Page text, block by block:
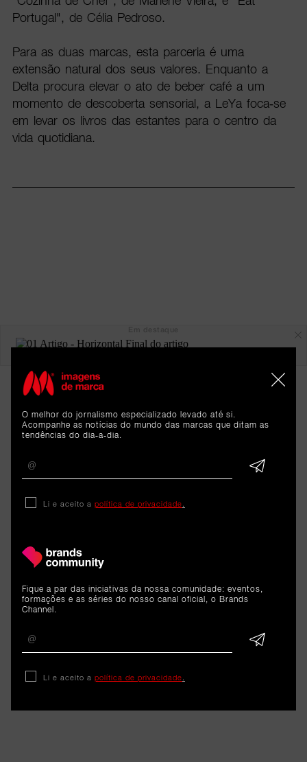
Portugal", de Célia Pedroso.
Para as duas marcas, esta parceria é uma
extensão natural dos seus valores. Enquanto a
Delta procura elevar o ato de beber café a um
momento de descoberta sensorial, a LeYa foca-se
em levar os livros das estantes para o centro da
vida quotidiana.
ARTIGOS
Liliana Azevedo é a nova Head
of Marketing Operations &
O melhor do jornalismo especializado levado até si.
Acompanhe as notícias do mundo das marcas que ditam as
tendências do dia-a-dia.
Li e aceito a política de privacidade.
Fique a par das iniciativas da nossa comunidade: eventos,
formações e as séries do nosso canal oficial, o Brands
Channel.
Li e aceito a política de privacidade.